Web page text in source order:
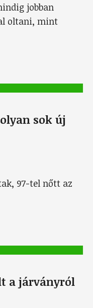
jobban
oltani, mint
sok új
97-tel nőtt az
a járványról